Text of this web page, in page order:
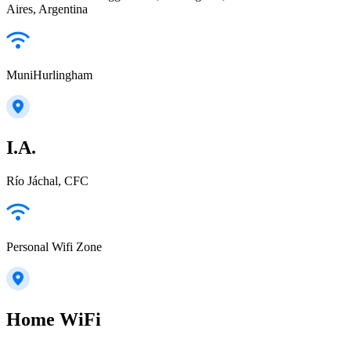
Aires, Argentina
MuniHurlingham
I.A.
Río Jáchal, CFC
Personal Wifi Zone
Home WiFi